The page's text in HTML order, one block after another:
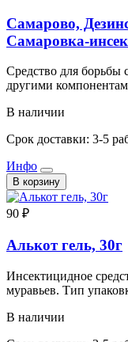
Самарово,
Самаровка-
Средство для
другими
В наличии
Срок доставки: 3-5
Инфо
В корзину
90 ₽
Алькот гель, 30г
Инсектицидное
муравьев. Тип
В наличии